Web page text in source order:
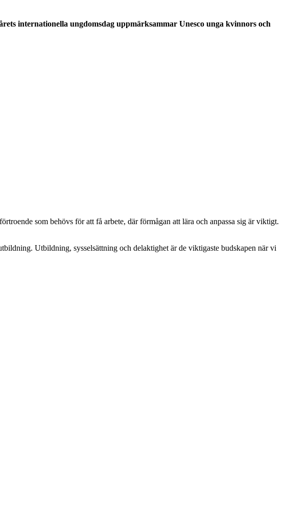
internationella ungdomsdag uppmärksammar Unesco unga kvinnors och
som behövs för att få arbete, där förmågan att lära och anpassa sig är viktigt.
Utbildning, sysselsättning och delaktighet är de viktigaste budskapen när vi